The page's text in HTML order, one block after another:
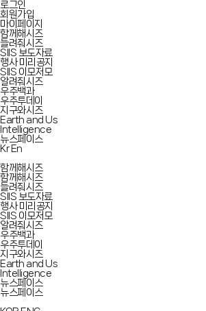
로그인
회원가입
마이페이지
함께해시즈
들려줘시즈
SIIS 보도자료
행사 미리공지
SIIS 이모저모
알려줘시즈
우주백과
우주투데이
지구와시즈
Earth and Us
Intelligence
뉴스페이스
Kr En
함께해시즈
함께해시즈
들려줘시즈
SIIS 보도자료
행사 미리공지
SIIS 이모저모
알려줘시즈
우주백과
우주투데이
지구와시즈
Earth and Us
Intelligence
뉴스페이스
뉴스페이스